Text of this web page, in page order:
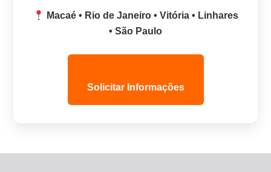
Macaé • Rio de Janeiro • Vitória • Linhares
• São Paulo
Solicitar Informações